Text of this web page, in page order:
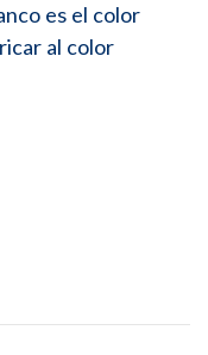
es el color
al color